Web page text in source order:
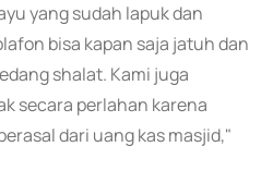
yang sudah lapuk dan
bisa kapan saja jatuh dan
shalat. Kami juga
secara perlahan karena
dari uang kas masjid,"